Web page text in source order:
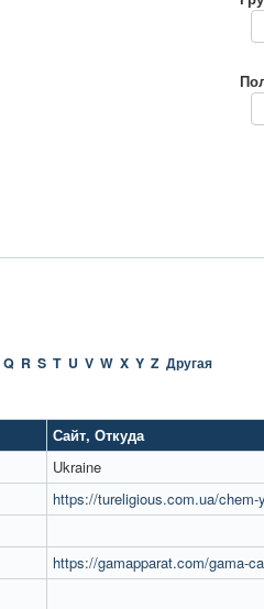
Q R S T U V W X Y Z Другая
Сайт, Откуда
Ukraine
https://tureligious.com.ua/
https://gamapparat.com/gama-